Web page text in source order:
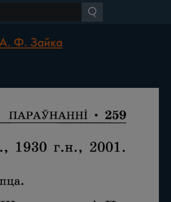
А. Ф. Зайка